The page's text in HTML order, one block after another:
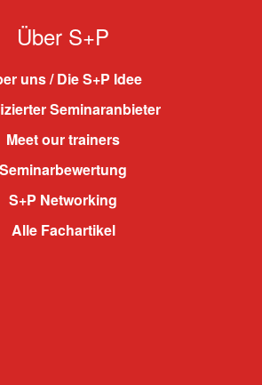
Über S+P
uns / Die S+P Idee
Seminaranbieter
Meet our trainers
Seminarbewertung
S+P Networking
Alle Fachartikel